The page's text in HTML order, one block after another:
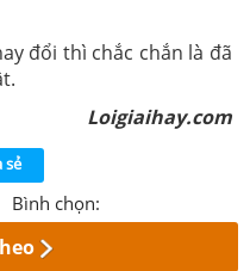
đổi thì chắc chắn là đã
Loigiaihay.com
sẻ
Bình chọn: